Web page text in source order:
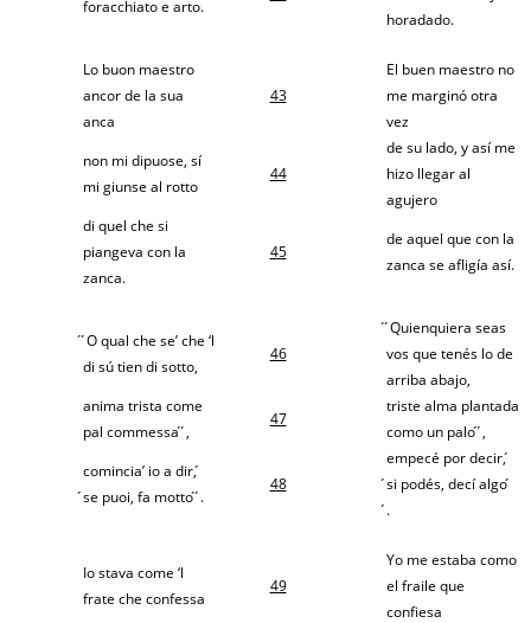
foracchiato e arto.
horadado.
Lo buon maestro
ancor de la sua
anca
43
El buen maestro no
me marginó otra
vez
non mi dipuose, sí
mi giunse al rotto
44
de su lado, y así me
hizo llegar al
agujero
di quel che si
piangeva con la
zanca.
45
de aquel que con la
zanca se afligía así.
́ ́O qual che se’ che ‘l
di sú tien di sotto,
46
́ ́Quienquiera seas
vos que tenés lo de
arriba abajo,
anima trista come
pal commessa ́ ́,
47
triste alma plantada
como un palo ́ ́,
comincia’ io a dir, ́
́se puoi, fa motto ́ ́.
48
empecé por decir, ́
́si podés, decí algo ́
́.
Io stava come ‘l
frate che confessa
49
Yo me estaba como
el fraile que
confiesa